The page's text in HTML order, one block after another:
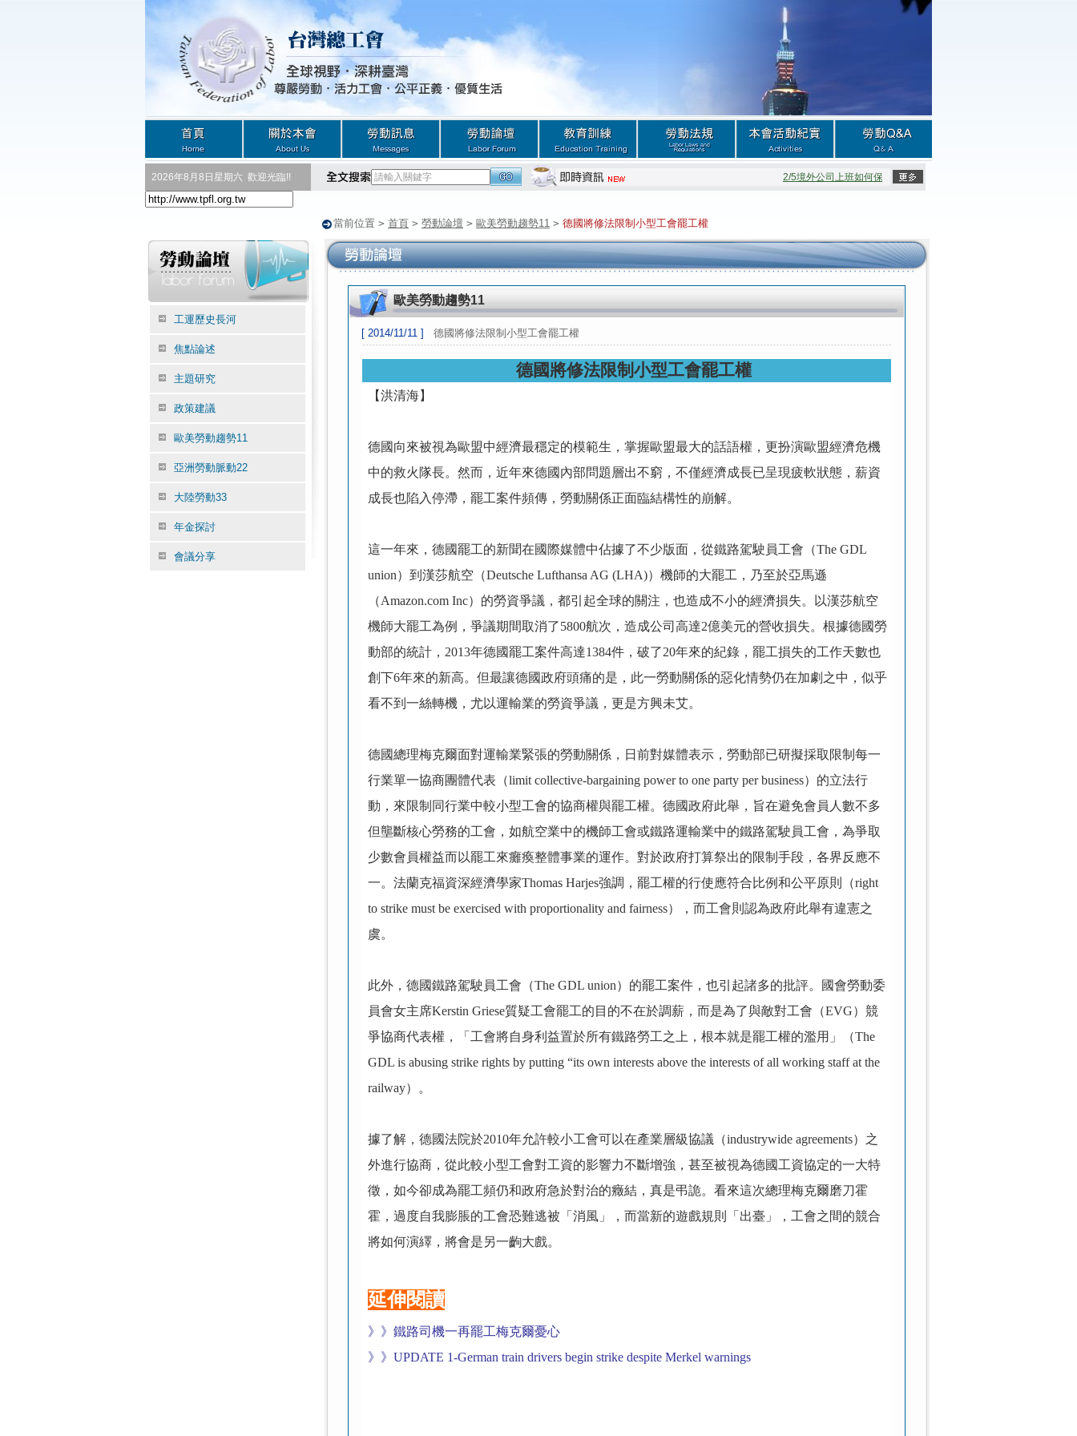
2026年8月8日星期六 歡迎光臨!! 2/5境外公司上班如何保障權益
當前位置 > 首頁 > 勞動論壇 > 歐美勞動趨勢11 > 德國將修法限制小型工會罷工權
工運歷史長河
焦點論述
主題研究
政策建議
歐美勞動趨勢11
亞洲勞動脈動22
大陸勞動33
年金探討
會議分享
歐美勞動趨勢11
[ 2014/11/11 ] 德國將修法限制小型工會罷工權
德國將修法限制小型工會罷工權
【洪清海】
德國向來被視為歐盟中經濟最穩定的模範生，掌握歐盟最大的話語權，更扮演歐盟經濟危機
中的救火隊長。然而，近年來德國內部問題層出不窮，不僅經濟成長已呈現疲軟狀態，薪資
成長也陷入停滯，罷工案件頻傳，勞動關係正面臨結構性的崩解。
這一年來，德國罷工的新聞在國際媒體中佔據了不少版面，從鐵路駕駛員工會（The GDL
union）到漢莎航空（Deutsche Lufthansa AG (LHA)）機師的大罷工，乃至於亞馬遜
（Amazon.com Inc）的勞資爭議，都引起全球的關注，也造成不小的經濟損失。以漢莎航空
機師大罷工為例，爭議期間取消了5800航次，造成公司高達2億美元的營收損失。根據德國勞
動部的統計，2013年德國罷工案件高達1384件，破了20年來的紀錄，罷工損失的工作天數也
創下6年來的新高。但最讓德國政府頭痛的是，此一勞動關係的惡化情勢仍在加劇之中，似乎
看不到一絲轉機，尤以運輸業的勞資爭議，更是方興未艾。
德國總理梅克爾面對運輸業緊張的勞動關係，日前對媒體表示，勞動部已研擬採取限制每一
行業單一協商團體代表（limit collective-bargaining power to one party per business）的立法行
動，來限制同行業中較小型工會的協商權與罷工權。德國政府此舉，旨在避免會員人數不多
但壟斷核心勞務的工會，如航空業中的機師工會或鐵路運輸業中的鐵路駕駛員工會，為爭取
少數會員權益而以罷工來癱瘓整體事業的運作。對於政府打算祭出的限制手段，各界反應不
一。法蘭克福資深經濟學家Thomas Harjes強調，罷工權的行使應符合比例和公平原則（right
to strike must be exercised with proportionality and fairness），而工會則認為政府此舉有違憲之
虞。
此外，德國鐵路駕駛員工會（The GDL union）的罷工案件，也引起諸多的批評。國會勞動委
員會女主席Kerstin Griese質疑工會罷工的目的不在於調薪，而是為了與敵對工會（EVG）競
爭協商代表權，「工會將自身利益置於所有鐵路勞工之上，根本就是罷工權的濫用」（The
GDL is abusing strike rights by putting “its own interests above the interests of all working staff at the
railway）。
據了解，德國法院於2010年允許較小工會可以在產業層級協議（industrywide agreements）之
外進行協商，從此較小型工會對工資的影響力不斷增強，甚至被視為德國工資協定的一大特
徵，如今卻成為罷工頻仍和政府急於對治的癥結，真是弔詭。看來這次總理梅克爾磨刀霍
霍，過度自我膨脹的工會恐難逃被「消風」，而當新的遊戲規則「出臺」，工會之間的競合
將如何演繹，將會是另一齣大戲。
延伸閱讀
》》鐵路司機一再罷工梅克爾憂心
》》UPDATE 1-German train drivers begin strike despite Merkel warnings